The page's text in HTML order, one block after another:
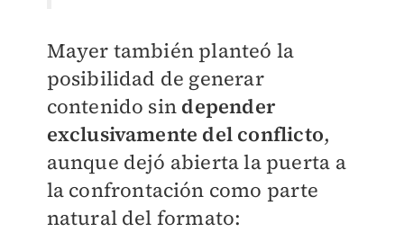
Mayer también planteó la
posibilidad de generar
contenido sin depender
exclusivamente del conflicto,
aunque dejó abierta la puerta a
la confrontación como parte
natural del formato: